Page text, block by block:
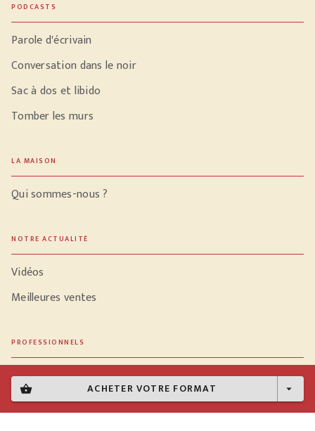
shopping_basket ACHETER VOTRE FORMAT arrow_drop_down
PODCASTS
Parole d'écrivain
Conversation dans le noir
Sac à dos et libido
Tomber les murs
LA MAISON
Qui sommes-nous ?
NOTRE ACTUALITÉ
Vidéos
Meilleures ventes
PROFESSIONNELS
Libraires
Journalistes